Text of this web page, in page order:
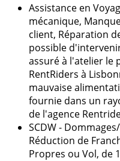
Assistance en
mécanique,
client, Réparation
possible
assuré à l'atelier le
RentRiders à
mauvaise
fournie dans un
de l'agence
SCDW -
Réduction de
Propres ou Vol, de